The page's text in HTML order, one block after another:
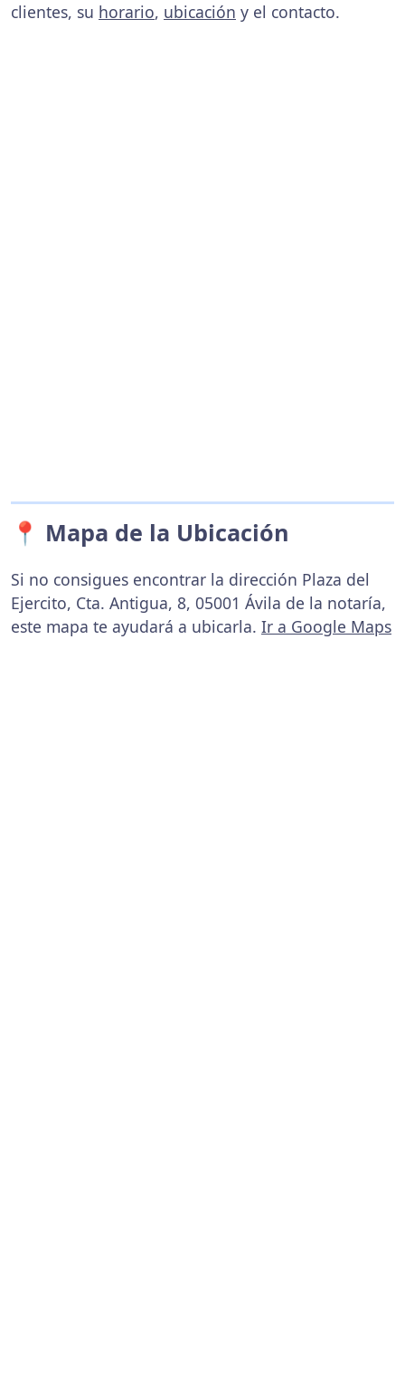
clientes, su horario, ubicación y el contacto.
📍 Mapa de la Ubicación
Si no consigues encontrar la dirección Plaza del
Ejercito, Cta. Antigua, 8, 05001 Ávila de la notaría,
este mapa te ayudará a ubicarla. Ir a Google Maps